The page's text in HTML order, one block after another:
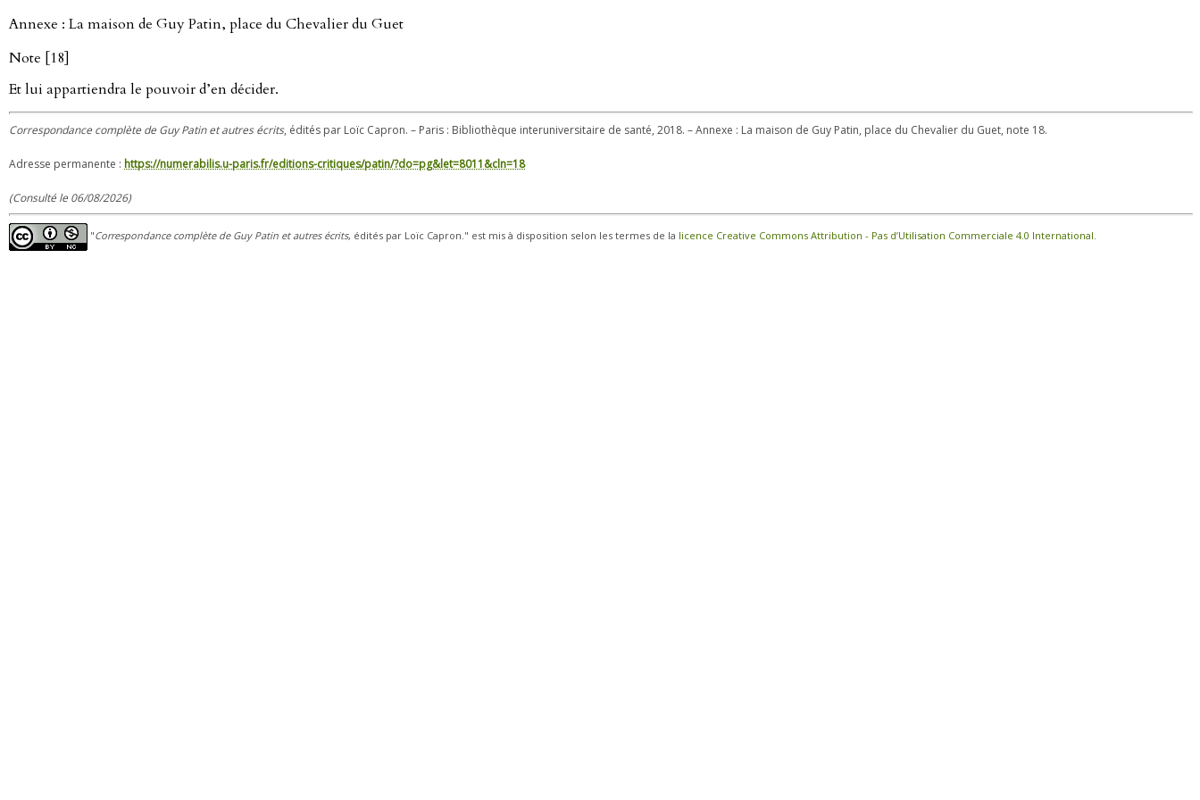
Annexe : La maison de Guy Patin, place du Chevalier du Guet
Note [18]
Et lui appartiendra le pouvoir d’en décider.
Correspondance complète de Guy Patin et autres écrits, édités par Loïc Capron. – Paris : Bibliothèque interuniversitaire de santé, 2018. – Annexe : La maison de Guy Patin, place du Chevalier du Guet, note 18.
Adresse permanente : https://numerabilis.u-paris.fr/editions-critiques/patin/?do=pg&let=8011&cln=18
(Consulté le 06/08/2026)
"Correspondance complète de Guy Patin et autres écrits, édités par Loïc Capron." est mis à disposition selon les termes de la licence Creative Commons Attribution - Pas d’Utilisation Commerciale 4.0 International.